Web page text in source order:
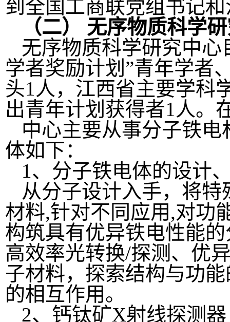
到全国工商联党组书记
（二） 无序物质科学
无序物质科学研究中心
学者奖励计划”青年学者
头1人，江西省主要学科
出青年计划获得者1人。
中心主要从事分子铁
体如下：
1、分子铁电体的设计
从分子设计入手，将
材料,针对不同应用,对功
构筑具有优异铁电性能
高效率光转换/探测、优
子材料，探索结构与功
的相互作用。
2、钙钛矿X射线探测器